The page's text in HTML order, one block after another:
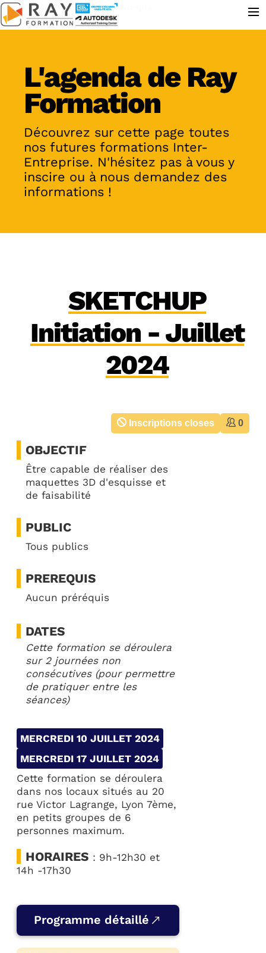
L'agenda de Ray
Formation
Découvrez sur cette page toutes
nos futures formations Inter-
Entreprise. N'hésitez pas à vous y
inscire ou à nous demandez des
informations !
SKETCHUP
Initiation - Juillet
2024
Inscriptions closes 0
OBJECTIF
Être capable de réaliser des
maquettes 3D d'esquisse et
de faisabilité
PUBLIC
Tous publics
PREREQUIS
Aucun préréquis
DATES
Cette formation se déroulera
sur 2 journées non
consécutives (pour permettre
de pratiquer entre les
séances)
MERCREDI 10 JUILLET 2024
MERCREDI 17 JUILLET 2024
Cette formation se déroulera
dans nos locaux situés au 20
rue Victor Lagrange, Lyon 7ème,
en petits groupes de 6
personnes maximum.
HORAIRES : 9h-12h30 et
14h -17h30
Programme détaillé
≡